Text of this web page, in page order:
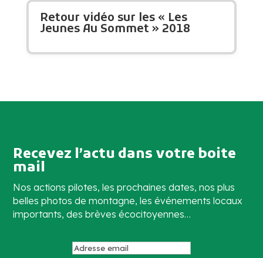
Retour vidéo sur les « Les
Jeunes Au Sommet » 2018
Recevez l’actu dans votre boite
mail
Nos actions pilotes, les prochaines dates, nos plus
belles photos de montagne, les événements locaux
importants, des brèves écocitoyennes…